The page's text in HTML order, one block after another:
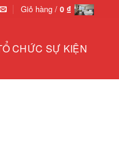
Giỏ hàng / 0 ₫
CHỨC SỰ KIỆN